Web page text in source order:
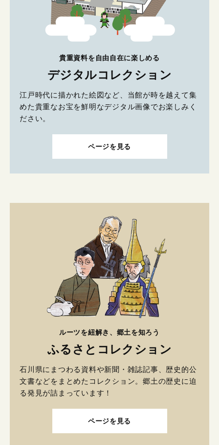
貴重資料を自由自在に楽しめる
デジタルコレクション
江戸時代に描かれた絵図など、当館が時を越えて集
めた貴重なお宝を鮮明なデジタル画像でお楽しみく
ださい。
ページを見る
ルーツを紐解き、郷土を知ろう
ふるさとコレクション
石川県にまつわる資料や新聞・雑誌記事、歴史的公
文書などをまとめたコレクション。郷土の歴史に迫
る発見が詰まっています！
ページを見る